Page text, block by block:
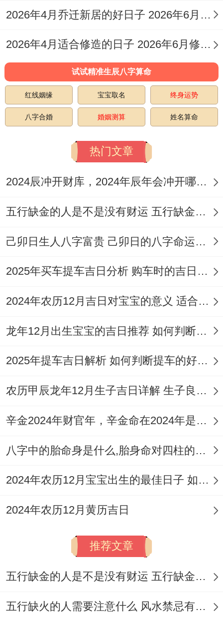
历明确标注“宜理发”- 虽为天刑黑道日 -但吉
神应"财禄"象,利开市交易- 理发可迎新象！
次选吉日：虽有吉神但需注意部分因素或需
结合个人八字？!
4月3日（农历三月十六；星期五）:此日
为“开日” -寓意开门大吉 能带来广阔人脉，
但当日黄历忌“纳畜、理发、合寿木” 需谨慎
研究或结合个人时辰！
4月21日（农历四月初四 星期四）:此日
为“执日”- 寓意执掌权柄，利于增强领导力
重点避忌日 :着些日期要记得避开,以免招致
不利？
4月23日（农历三月初七- 星期四）：此日值
剃头”，忌理发，主破财与意外冲突！
与个人生肖相冲的日子:就像当日地支冲肖鸡
慎！
择吉是一项精细且个人化的过程，需注意多
所述农历四月日期对应2026年公历约为4月
下旬至5月中旬，具体日期请以权威黄历为
文末需重视 -黄道吉日并非绝对，最精准的
房屋坐向等变量进行综合判断，若某吉日同
自身生肖相冲，则应优先规避?!
2026年4月乔迁新居的好日子 2026年6月乔迁入宅最好的日子
2026年4月适合修造的日子 2026年6月修造吉日
试试精准生辰八字算命
红线姻缘 宝宝取名 终身运势
八字合婚 婚姻测算 姓名算命
热门文章
2024辰冲开财库，2024年辰年会冲开哪些人的财库
五行缺金的人是不是没有财运 五行缺金的人命运好不好
己卯日生人八字富贵 己卯日的八字命运如何
2025年买车提车吉日分析 购车时的吉日与禁忌
2024年农历12月吉日对宝宝的意义 适合龙年宝宝出生的日子有哪些
龙年12月出生宝宝的吉日推荐 如何判断吉日是否适合宝宝
2025年提车吉日解析 如何判断提车的好日子
农历甲辰龙年12月生子吉日详解 生子良辰的影响因素
辛金2024年财官年，辛金命在2024年是财官年还是财印年
八字中的胎命身是什么,胎身命对四柱的影响
2024年农历12月宝宝出生的最佳日子 如何挑选适合的吉日
2024年农历12月黄历吉日
推荐文章
五行缺金的人是不是没有财运 五行缺金的人命运好不好
五行缺火的人需要注意什么 风水禁忌有哪些